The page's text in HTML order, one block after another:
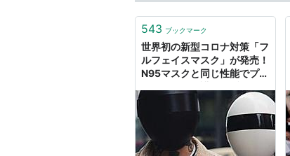
543 ブックマーク
世界初の新型コロナ対策「フ
ルフェイスマスク」が発売！
N95マスクと同じ性能でプラ